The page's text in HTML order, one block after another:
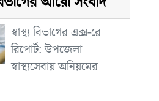
স্বাস্থ্য বিভাগের এক্স-রে
রিপোর্ট: উপজেলা
স্বাস্থ্যসেবায় অনিয়মের